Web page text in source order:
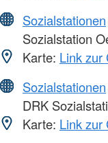
Sozialstationen
Sozialstation
Karte: Link zur
Sozialstationen
DRK
Karte: Link zur